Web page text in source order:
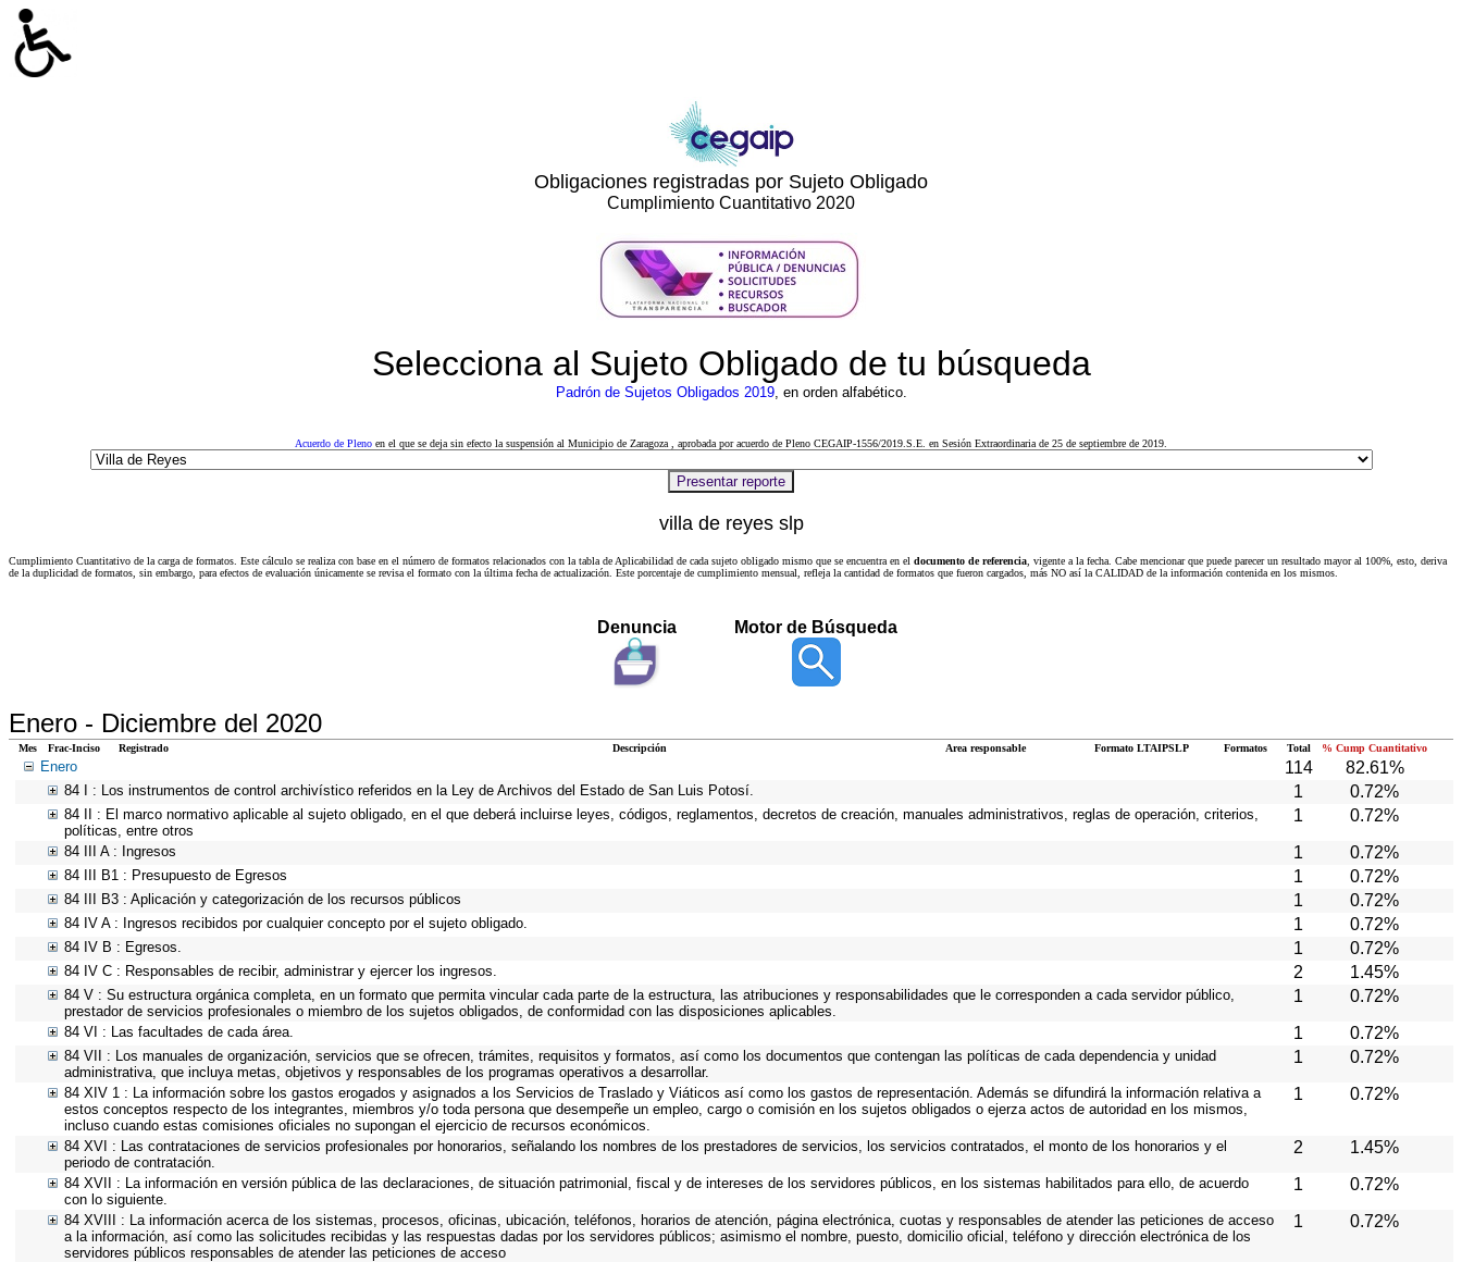
Obligaciones registradas por Sujeto Obligado
Cumplimiento Cuantitativo 2020
Selecciona al Sujeto Obligado de tu búsqueda
Padrón de Sujetos Obligados 2019, en orden alfabético.
Acuerdo de Pleno en el que se deja sin efecto la suspensión al Municipio de Zaragoza , aprobada por acuerdo de Pleno CEGAIP-1556/2019.S.E. en Sesión Extraordinaria de 25 de septiembre de 2019.
villa de reyes slp
Cumplimiento Cuantitativo de la carga de formatos. Este cálculo se realiza con base en el número de formatos relacionados con la tabla de Aplicabilidad de cada sujeto obligado mismo que se encuentra en el documento de referencia , vigente a la fecha. Cabe mencionar que puede parecer un resultado mayor al 100%, esto, deriva
de la duplicidad de formatos, sin embargo, para efectos de evaluación únicamente se revisa el formato con la última fecha de actualización. Este porcentaje de cumplimiento mensual, refleja la cantidad de formatos que fueron cargados, más NO así la CALIDAD de la información contenida en los mismos.
Denuncia Motor de Búsqueda
Enero - Diciembre del 2020
Mes Frac-Inciso Registrado Descripción Area responsable Formato LTAIPSLP Formatos Total % Cump Cuantitativo
Enero 114 82.61%
84 I : Los instrumentos de control archivístico referidos en la Ley de Archivos del Estado de San Luis Potosí. 1 0.72%
84 II : El marco normativo aplicable al sujeto obligado, en el que deberá incluirse leyes, códigos, reglamentos, decretos de creación, manuales administrativos, reglas de operación, criterios,
políticas, entre otros
1 0.72%
84 III A : Ingresos 1 0.72%
84 III B1 : Presupuesto de Egresos 1 0.72%
84 III B3 : Aplicación y categorización de los recursos públicos 1 0.72%
84 IV A : Ingresos recibidos por cualquier concepto por el sujeto obligado. 1 0.72%
84 IV B : Egresos. 1 0.72%
84 IV C : Responsables de recibir, administrar y ejercer los ingresos. 2 1.45%
84 V : Su estructura orgánica completa, en un formato que permita vincular cada parte de la estructura, las atribuciones y responsabilidades que le corresponden a cada servidor público,
prestador de servicios profesionales o miembro de los sujetos obligados, de conformidad con las disposiciones aplicables.
1 0.72%
84 VI : Las facultades de cada área. 1 0.72%
84 VII : Los manuales de organización, servicios que se ofrecen, trámites, requisitos y formatos, así como los documentos que contengan las políticas de cada dependencia y unidad
administrativa, que incluya metas, objetivos y responsables de los programas operativos a desarrollar.
1 0.72%
84 XIV 1 : La información sobre los gastos erogados y asignados a los Servicios de Traslado y Viáticos así como los gastos de representación. Además se difundirá la información relativa a
estos conceptos respecto de los integrantes, miembros y/o toda persona que desempeñe un empleo, cargo o comisión en los sujetos obligados o ejerza actos de autoridad en los mismos,
incluso cuando estas comisiones oficiales no supongan el ejercicio de recursos económicos.
1 0.72%
84 XVI : Las contrataciones de servicios profesionales por honorarios, señalando los nombres de los prestadores de servicios, los servicios contratados, el monto de los honorarios y el
periodo de contratación.
2 1.45%
84 XVII : La información en versión pública de las declaraciones, de situación patrimonial, fiscal y de intereses de los servidores públicos, en los sistemas habilitados para ello, de acuerdo
con lo siguiente.
1 0.72%
84 XVIII : La información acerca de los sistemas, procesos, oficinas, ubicación, teléfonos, horarios de atención, página electrónica, cuotas y responsables de atender las peticiones de acceso
a la información, así como las solicitudes recibidas y las respuestas dadas por los servidores públicos; asimismo el nombre, puesto, domicilio oficial, teléfono y dirección electrónica de los
servidores públicos responsables de atender las peticiones de acceso
1 0.72%